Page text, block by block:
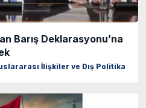
Barış Deklarasyonu’na
İlişkiler ve Dış Politika